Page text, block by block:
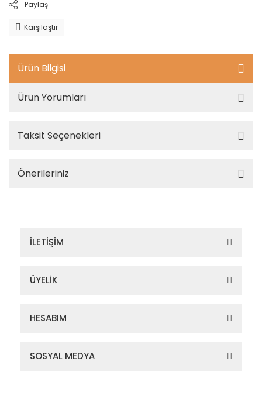
Paylaş
Karşılaştır
Ürün Bilgisi
Ürün Yorumları
Taksit Seçenekleri
Önerileriniz
İLETİŞİM
ÜYELİK
HESABIM
SOSYAL MEDYA